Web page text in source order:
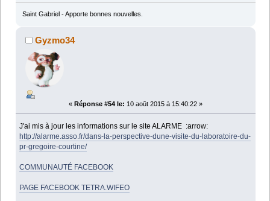
Saint Gabriel - Apporte bonnes nouvelles.
Gyzmo34
« Réponse #54 le: 10 août 2015 à 15:40:22 »
J'ai mis à jour les informations sur le site ALARME :arrow:
http://alarme.asso.fr/dans-la-perspective-dune-visite-du-laboratoire-du-
pr-gregoire-courtine/
COMMUNAUTÉ FACEBOOK
PAGE FACEBOOK TETRA.WIFEO